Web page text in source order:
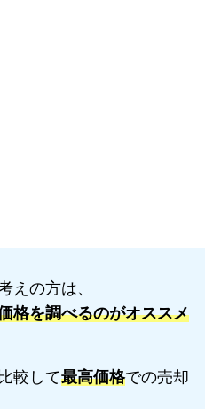
えの方は、
格を調べるのがオススメ
較して最高価格での売却